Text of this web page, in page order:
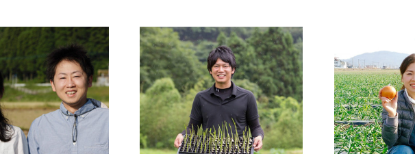
！」と好評頂いて
乾燥椎茸：肉厚
茸です。大きいも
ぐらい大きく育ち
賀県松梅地区で有
すが、高島農園で
いでしょうか？実は海苔には最
高級品から下級品まで格付けさ
れてます。海苔に格付けがある
ことや味や硬さにも差がある事
等々知らない人がたくさんいら
っしゃいます。
そこでまずは、私達がいつも食
べる海苔がどんなものなのか、
っていくことや
走り（出始め
り）→名残りと
を楽しんでいた
ております。